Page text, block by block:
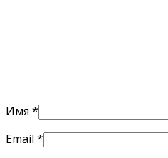
Имя *
Email *